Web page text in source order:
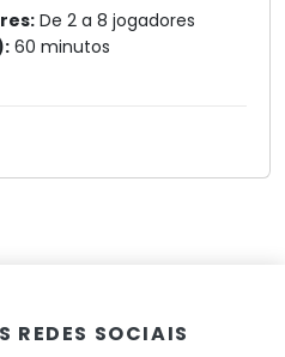
De 2 a 8 jogadores
60 minutos
REDES SOCIAIS